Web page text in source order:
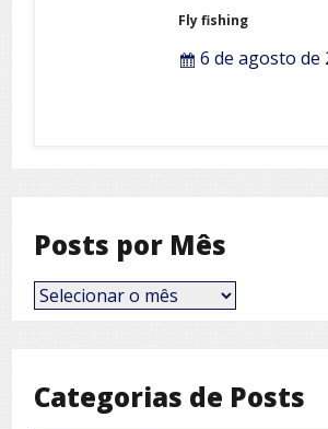
Fly fishing
6 de agosto de
Posts por Mês
Posts
por
Categorias de Posts